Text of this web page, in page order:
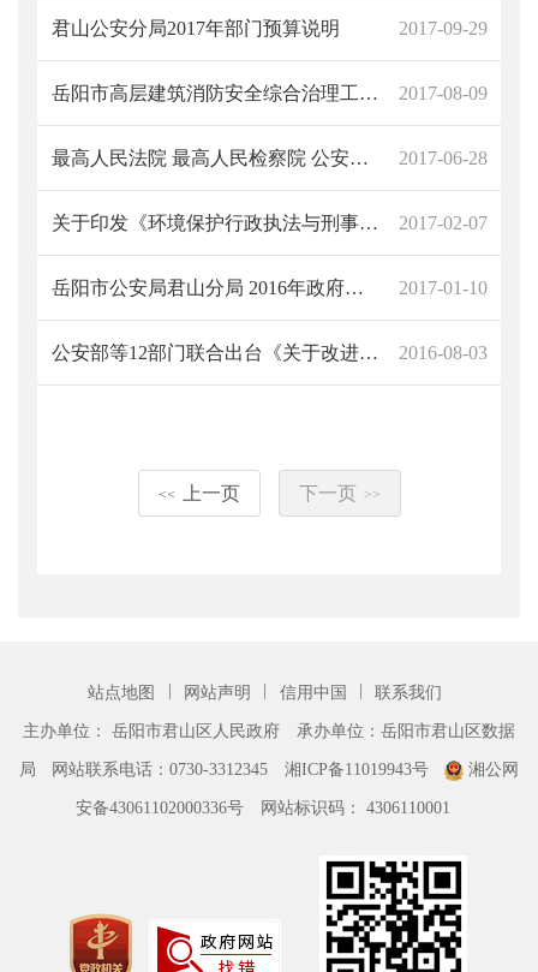
君山公安分局2017年部门预算说明 2017-09-29
岳阳市高层建筑消防安全综合治理工作方案 2017-08-09
最高人民法院 最高人民检察院 公安部 国家安全部 司法部 印发《关于办理刑事案件严格排除非法证据若干问题的规定》的通知 2017-06-28
关于印发《环境保护行政执法与刑事司法衔接工作办法》的通知 2017-02-07
岳阳市公安局君山分局 2016年政府信息公开年度工作报告 2017-01-10
公安部等12部门联合出台《关于改进和规范公安派出所出具证明工作的意见》等2个文件 2016-08-03
<< 上一页 下一页 >>
站点地图 | 网站声明 | 信用中国 |
联系我们
主办单位： 岳阳市君山区人民政府
承办单位：岳阳市君山区数据
局
网站联系电话：0730-3312345 湘ICP备11019943号
湘公网
安备43061102000336号
网站标识码： 4306110001